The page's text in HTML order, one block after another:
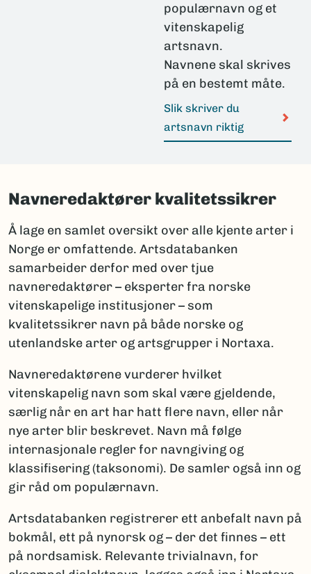
populærnavn og et
vitenskapelig
artsnavn.
Navnene skal skrives
på en bestemt måte.
Slik skriver du
artsnavn riktig
Navneredaktører kvalitetssikrer
Å lage en samlet oversikt over alle kjente arter i
Norge er omfattende. Artsdatabanken
samarbeider derfor med over tjue
navneredaktører – eksperter fra norske
vitenskapelige institusjoner – som
kvalitetssikrer navn på både norske og
utenlandske arter og artsgrupper i Nortaxa.
Navneredaktørene vurderer hvilket
vitenskapelig navn som skal være gjeldende,
særlig når en art har hatt flere navn, eller når
nye arter blir beskrevet. Navn må følge
internasjonale regler for navngiving og
klassifisering (taksonomi). De samler også inn og
gir råd om populærnavn.
Artsdatabanken registrerer ett anbefalt navn på
bokmål, ett på nynorsk og – der det finnes – ett
på nordsamisk. Relevante trivialnavn, for